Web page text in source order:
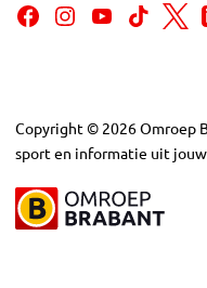
Copyright © 2026Omroep
sport en informatie uit